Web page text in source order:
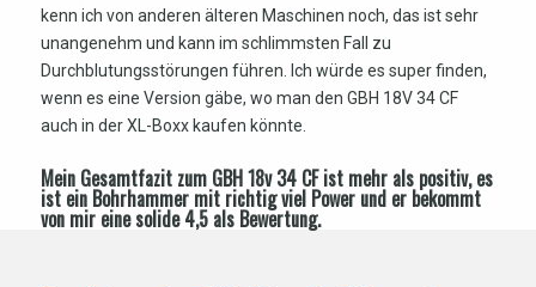
kenn ich von anderen älteren Maschinen noch, das ist sehr
unangenehm und kann im schlimmsten Fall zu
Durchblutungsstörungen führen. Ich würde es super finden,
wenn es eine Version gäbe, wo man den GBH 18V 34 CF
auch in der XL-Boxx kaufen könnte.
Mein Gesamtfazit zum GBH 18v 34 CF ist mehr als positiv, es
ist ein Bohrhammer mit richtig viel Power und er bekommt
von mir eine solide 4,5 als Bewertung.